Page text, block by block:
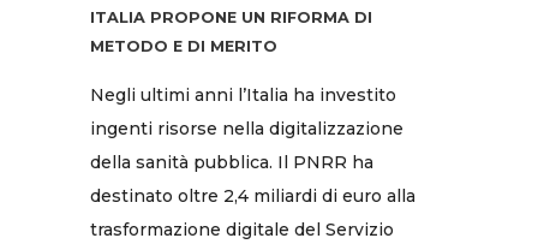
ITALIA PROPONE UN RIFORMA DI
METODO E DI MERITO
Negli ultimi anni l’Italia ha investito
ingenti risorse nella digitalizzazione
della sanità pubblica. Il PNRR ha
destinato oltre 2,4 miliardi di euro alla
trasformazione digitale del Servizio